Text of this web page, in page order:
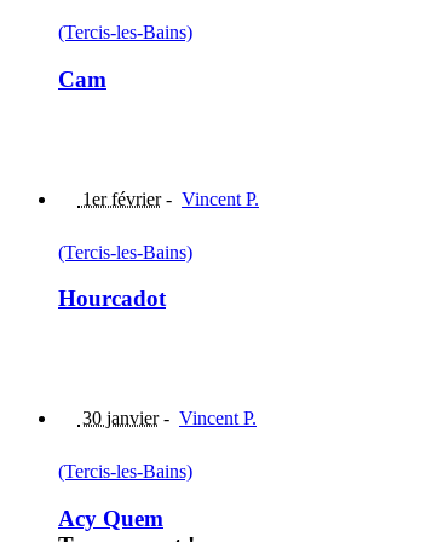
(Tercis-les-Bains)
Cam
1er février- Vincent P.
(Tercis-les-Bains)
Hourcadot
30 janvier- Vincent P.
(Tercis-les-Bains)
Acy Quem